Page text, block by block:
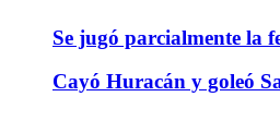
Se jugó parcialmente la
Cayó Huracán y goleó